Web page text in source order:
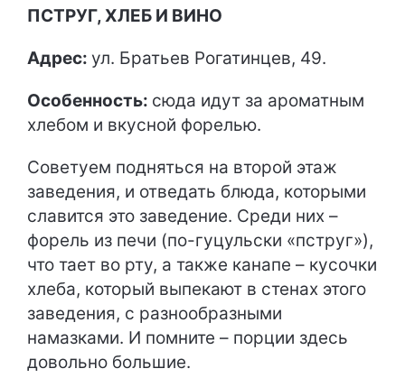
ПСТРУГ, ХЛЕБ И ВИНО
Адрес: ул. Братьев Рогатинцев, 49.
Особенность: сюда идут за ароматным
хлебом и вкусной форелью.
Советуем подняться на второй этаж
заведения, и отведать блюда, которыми
славится это заведение. Среди них –
форель из печи (по-гуцульски «пструг»),
что тает во рту, а также канапе – кусочки
хлеба, который выпекают в стенах этого
заведения, с разнообразными
намазками. И помните – порции здесь
довольно большие.